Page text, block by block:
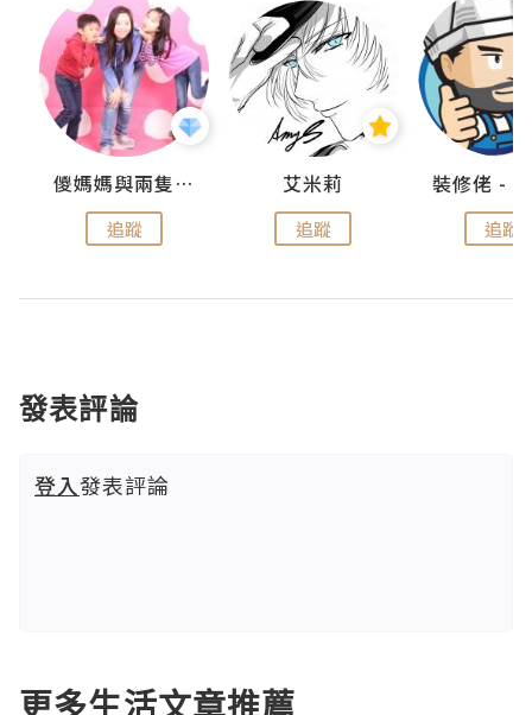
儍媽媽與兩隻小魔怪之家
追蹤
艾米莉
追蹤 追蹤
發表評論
登入發表評論
更多生活文章推薦